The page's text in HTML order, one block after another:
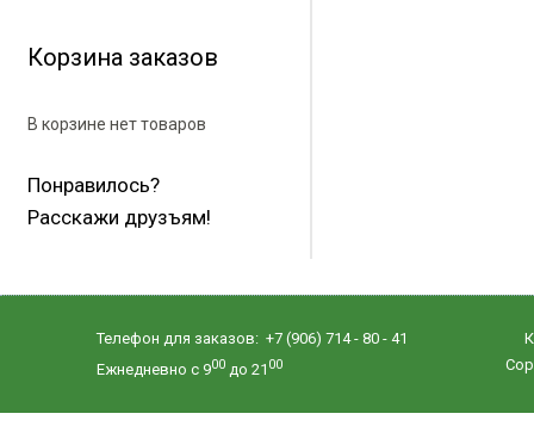
Корзина заказов
В корзине нет товаров
Понравилось?
Расскажи друзъям!
Телефон для заказов: +7 (906) 714 - 80 - 41
Ежнедневно с 900 до 21 00